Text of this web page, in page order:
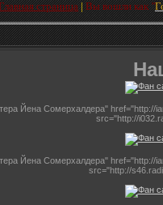
страница | Вы вошли как "
Йена Сомерхалдера"
src="http://
Йена Сомерхалдера"
src="http://